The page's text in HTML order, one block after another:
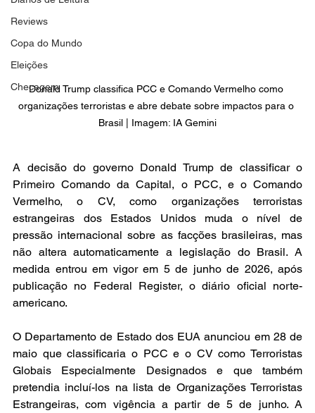
Reviews
Copa do Mundo
Eleições
Checagem
Donald Trump classifica PCC e Comando Vermelho como
organizações terroristas e abre debate sobre impactos para o
Brasil | Imagem: IA Gemini
A decisão do governo Donald Trump de classificar o
Primeiro Comando da Capital, o PCC, e o Comando
Vermelho, o CV, como organizações terroristas
estrangeiras dos Estados Unidos muda o nível de
pressão internacional sobre as facções brasileiras, mas
não altera automaticamente a legislação do Brasil. A
medida entrou em vigor em 5 de junho de 2026, após
publicação no Federal Register, o diário oficial norte-
americano.
O Departamento de Estado dos EUA anunciou em 28 de
maio que classificaria o PCC e o CV como Terroristas
Globais Especialmente Designados e que também
pretendia incluí-los na lista de Organizações Terroristas
Estrangeiras, com vigência a partir de 5 de junho. A